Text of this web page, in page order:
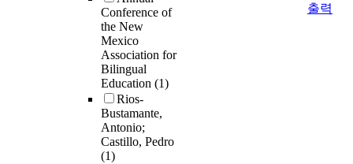
Conference of
the New
Mexico
Association for
Bilingual
Education (1)
Rios-
Bustamante,
Antonio;
Castillo, Pedro
(1)
출력